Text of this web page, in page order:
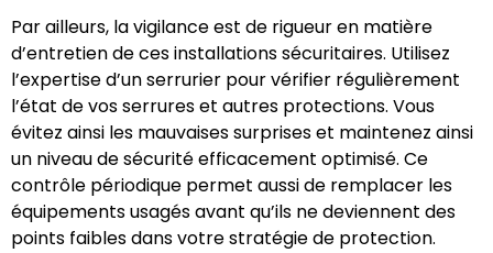
Par ailleurs, la vigilance est de rigueur en matière
d’entretien de ces installations sécuritaires. Utilisez
l’expertise d’un serrurier pour vérifier régulièrement
l’état de vos serrures et autres protections. Vous
évitez ainsi les mauvaises surprises et maintenez ainsi
un niveau de sécurité efficacement optimisé. Ce
contrôle périodique permet aussi de remplacer les
équipements usagés avant qu’ils ne deviennent des
points faibles dans votre stratégie de protection.